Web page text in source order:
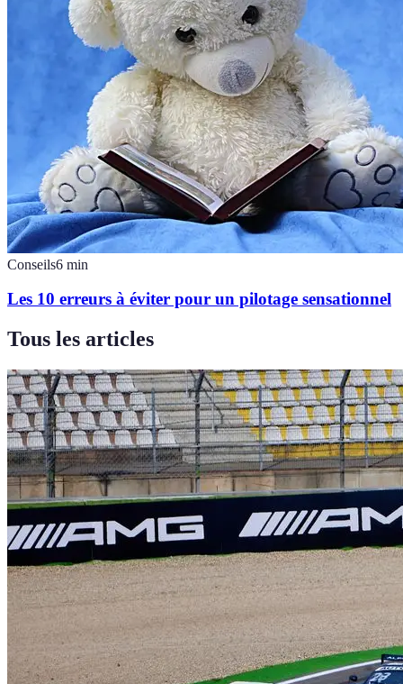
Conseils6 min
Les 10 erreurs à éviter pour un pilotage sensationnel
Tous les articles